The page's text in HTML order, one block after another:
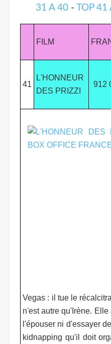
31 A 40- TOP 41
FILM
41
L'HONNEUR
DES PRIZZI
912
Vegas : il tue le
n'est autre qu'Irène.
l'épouser ni d'essayer
kidnapping qu'il doit